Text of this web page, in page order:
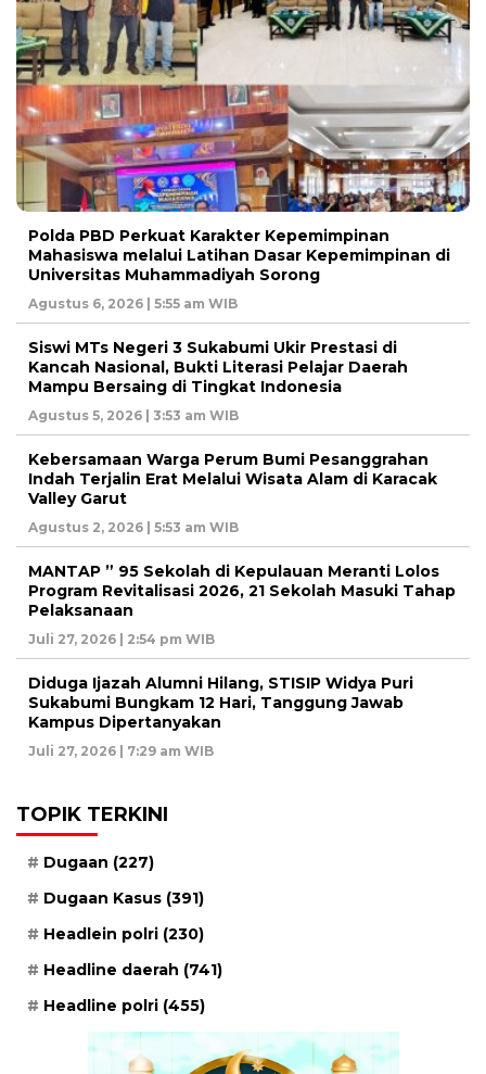
Polda PBD Perkuat Karakter Kepemimpinan
Mahasiswa melalui Latihan Dasar Kepemimpinan di
Universitas Muhammadiyah Sorong
Agustus 6, 2026 | 5:55 am WIB
Siswi MTs Negeri 3 Sukabumi Ukir Prestasi di
Kancah Nasional, Bukti Literasi Pelajar Daerah
Mampu Bersaing di Tingkat Indonesia
Agustus 5, 2026 | 3:53 am WIB
Kebersamaan Warga Perum Bumi Pesanggrahan
Indah Terjalin Erat Melalui Wisata Alam di Karacak
Valley Garut
Agustus 2, 2026 | 5:53 am WIB
MANTAP ” 95 Sekolah di Kepulauan Meranti Lolos
Program Revitalisasi 2026, 21 Sekolah Masuki Tahap
Pelaksanaan
Juli 27, 2026 | 2:54 pm WIB
Diduga Ijazah Alumni Hilang, STISIP Widya Puri
Sukabumi Bungkam 12 Hari, Tanggung Jawab
Kampus Dipertanyakan
Juli 27, 2026 | 7:29 am WIB
TOPIK TERKINI
Dugaan (227)
Dugaan Kasus (391)
Headlein polri (230)
Headline daerah (741)
Headline polri (455)